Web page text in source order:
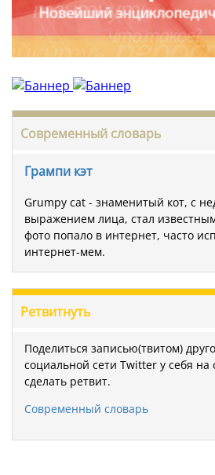
Современный словарь
Грампи кэт
Grumpy cat - знаменитый кот, с
выражением лица, стал
фото попало в интернет, часто
интернет-мем.
Ретвитнуть
Поделиться записью(твитом)
социальной сети Twitter у себя на
сделать ретвит.
Современный словарь